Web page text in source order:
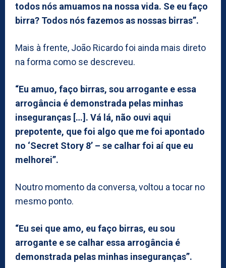
todos nós amuamos na nossa vida. Se eu faço
birra? Todos nós fazemos as nossas birras”.
Mais à frente, João Ricardo foi ainda mais direto
na forma como se descreveu.
“Eu amuo, faço birras, sou arrogante e essa
arrogância é demonstrada pelas minhas
inseguranças […]. Vá lá, não ouvi aqui
prepotente, que foi algo que me foi apontado
no ‘Secret Story 8’ – se calhar foi aí que eu
melhorei”.
Noutro momento da conversa, voltou a tocar no
mesmo ponto.
“Eu sei que amo, eu faço birras, eu sou
arrogante e se calhar essa arrogância é
demonstrada pelas minhas inseguranças”.